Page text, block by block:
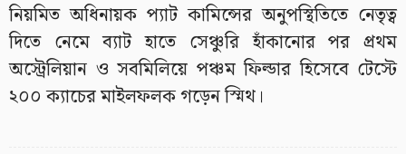
নিয়মিত অধিনায়ক প্যাট কামিন্সের অনুপস্থিতিতে নেতৃত্ব
দিতে নেমে ব্যাট হাতে সেঞ্চুরি হাঁকানোর পর প্রথম
অস্ট্রেলিয়ান ও সবমিলিয়ে পঞ্চম ফিল্ডার হিসেবে টেস্টে
২০০ ক্যাচের মাইলফলক গড়েন স্মিথ।